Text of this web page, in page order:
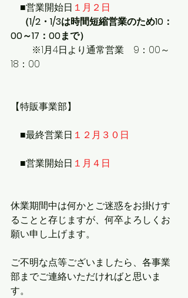
■営業開始日 １月２日
（1/2・1/3は時間短縮営業のため10：
00～17：00まで）
18：00
【特販事業部】
■最終営業日 １２月３０日
■営業開始日 １月４日
休業期間中は何かとご迷惑をお掛けす
ることと存じますが、何卒よろしくお
願い申し上げます。
ご不明な点等ございましたら、各事業
部までご連絡いただければと思いま
す。